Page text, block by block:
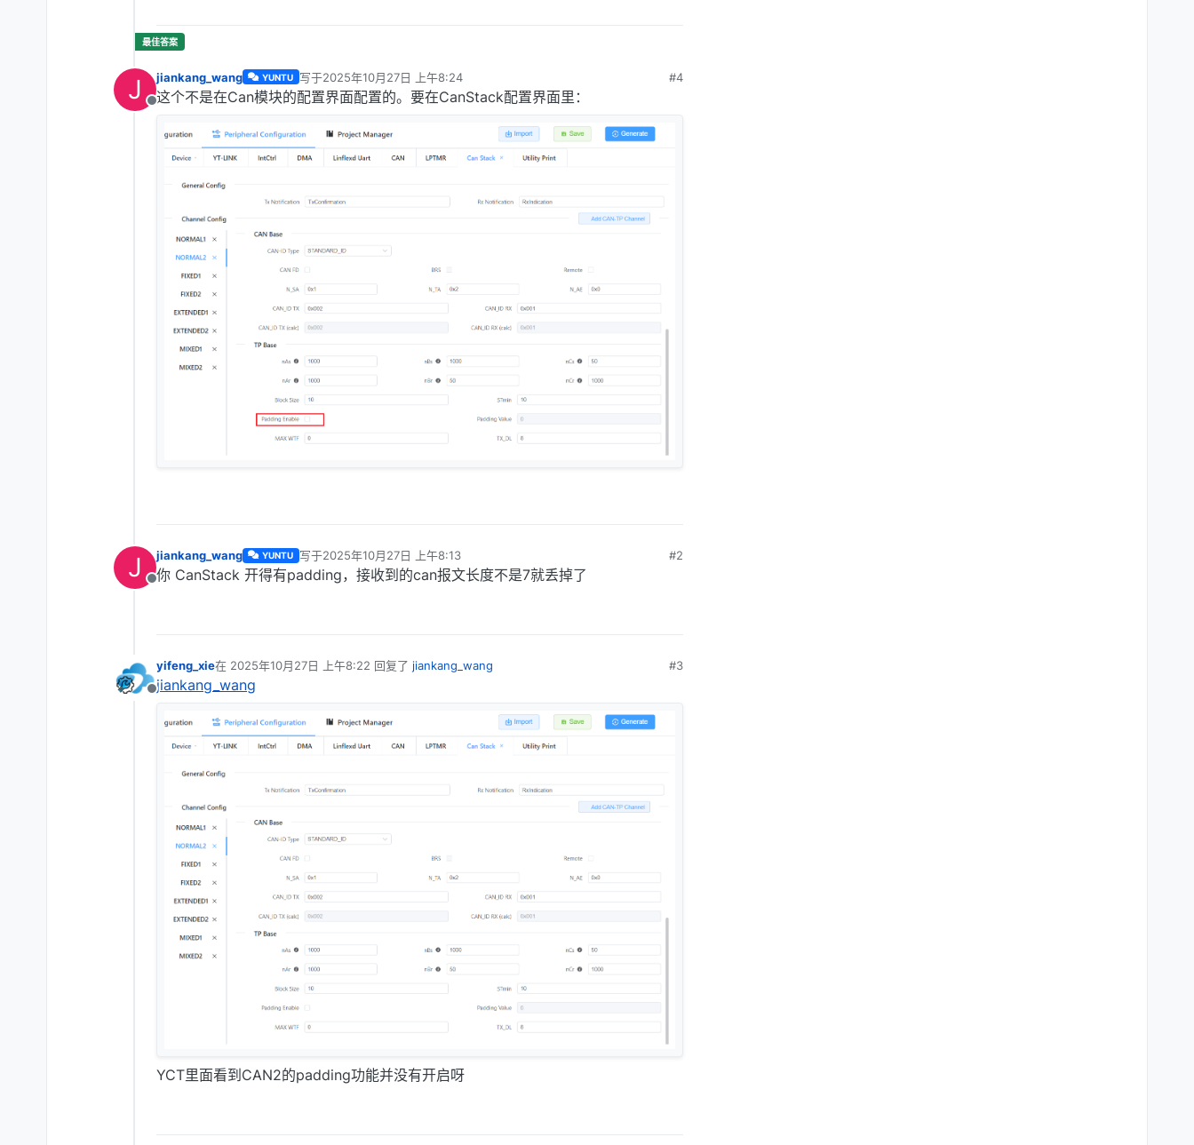
J
离线
jiankang_wang YUNTU 写于2025年10月27日 上午8:24
最后由 编辑
#4
这个不是在Can模块的配置界面配置的。要在CanStack配置界面里：
J
离线
jiankang_wang YUNTU 写于2025年10月27日 上午8:13
最后由 编辑
#2
你 CanStack 开得有padding，接收到的can报文长度不是7就丢掉了
离线
yifeng_xie在 2025年10月27日 上午8:22 回复了 jiankang_wang
最后由 编辑
#3
jiankang_wang
YCT里面看到CAN2的padding功能并没有开启呀